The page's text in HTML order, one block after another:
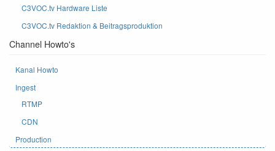
C3VOC.tv Hardware Liste
C3VOC.tv Redaktion & Beitragsproduktion
Channel Howto's
Kanal Howto
Ingest
RTMP
CDN
Production